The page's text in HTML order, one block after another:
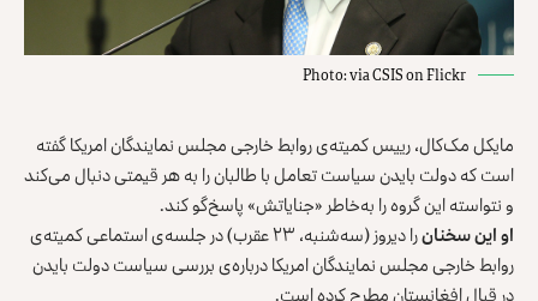
Photo: via CSIS on Flickr
مایکل مک‌کال، رییس کمیته‌ی روابط خارجی مجلس نمایندگان امریکا گفته
است که دولت بایدن سیاست تعامل با طالبان را به هر قیمتی دنبال می‌کند
و نتواسته این گروه را به‌خاطر «جنایاتش» پاسخ‌گو کند.
او این سخنان
را دیروز (سه‌شنبه، ۲۳ عقرب) در جلسه‌ی استماعی کمیته‌ی
روابط خارجی مجلس نمایندگان امریکا درباره‌ی بررسی سیاست دولت بایدن